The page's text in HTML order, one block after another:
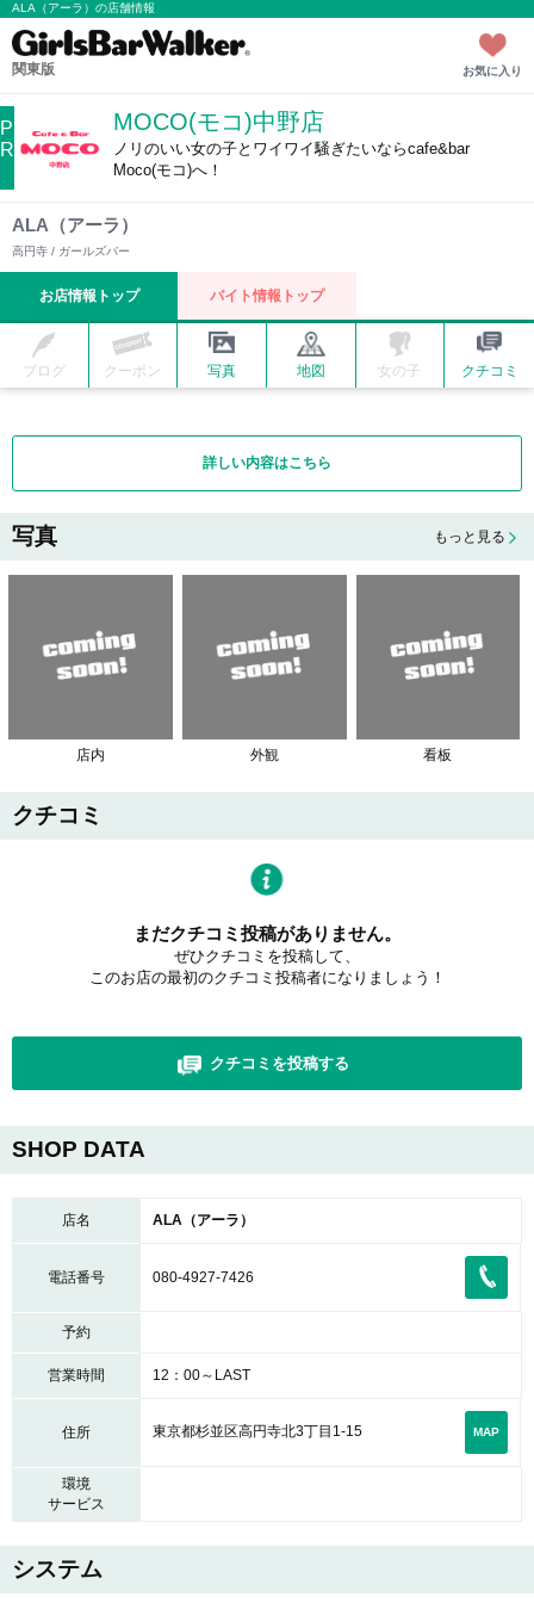
ALA（アーラ）の店舗情報
関東版 お気に入り
P
R
MOCO(モコ)中野店
ノリのいい女の子とワイワイ騒ぎたいならcafe&bar
Moco(モコ)へ！
ALA（アーラ）
高円寺 / ガールズバー
お店情報トップ バイト情報トップ
ブログ クーポン 写真 地図 女の子 クチコミ
詳しい内容はこちら
写真 もっと見る
店内 外観 看板
クチコミ
まだクチコミ投稿がありません。
ぜひクチコミを投稿して、
このお店の最初のクチコミ投稿者になりましょう！
クチコミを投稿する
SHOP DATA
店名 ALA（アーラ）
電話番号 080-4927-7426
予約
営業時間 12：00～LAST
住所 東京都杉並区高円寺北3丁目1-15 MAP
環境
サービス
システム